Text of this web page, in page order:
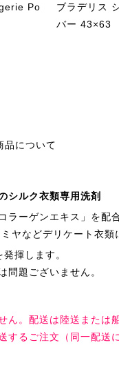
Po
ブラデリス
バー 43×63
品について
シルク衣類専用洗剤
ラーゲンエキス」を
ヤなどデリケート衣類
揮します。
題ございません。
ん。配送は陸送また
するご注文（同一配